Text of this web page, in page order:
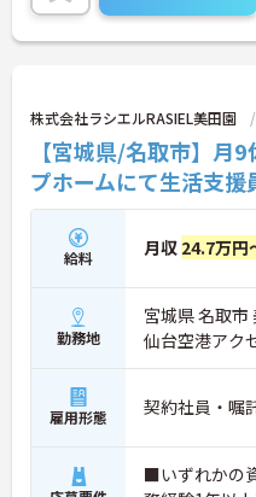
株式会社ラシエルRASIEL美田園
【宮城県/名取市】
プホームにて生活支
給料 月収 24.7万円
勤務地
宮城県 名取
仙台空港アク
雇用形態 契約社員・嘱
■いずれかの